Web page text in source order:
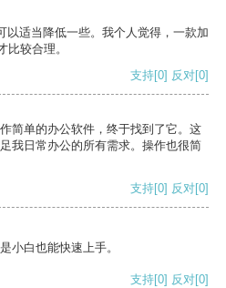
以适当降低一些。我个人觉得，一款加
比较合理。
支持[0] 反对[0]
简单的办公软件，终于找到了它。这
我日常办公的所有需求。操作也很简
支持[0] 反对[0]
小白也能快速上手。
支持[0] 反对[0]